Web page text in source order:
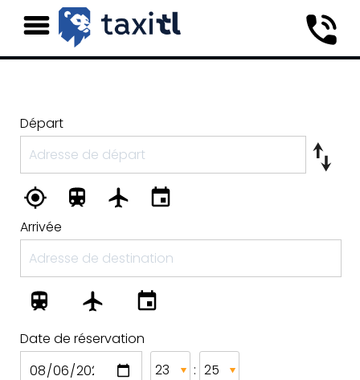
Départ
Arrivée
Date de réservation
: